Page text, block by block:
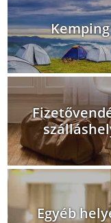
Kemping
Egyéb